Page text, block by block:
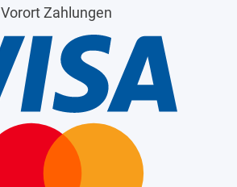
Vorort Zahlungen